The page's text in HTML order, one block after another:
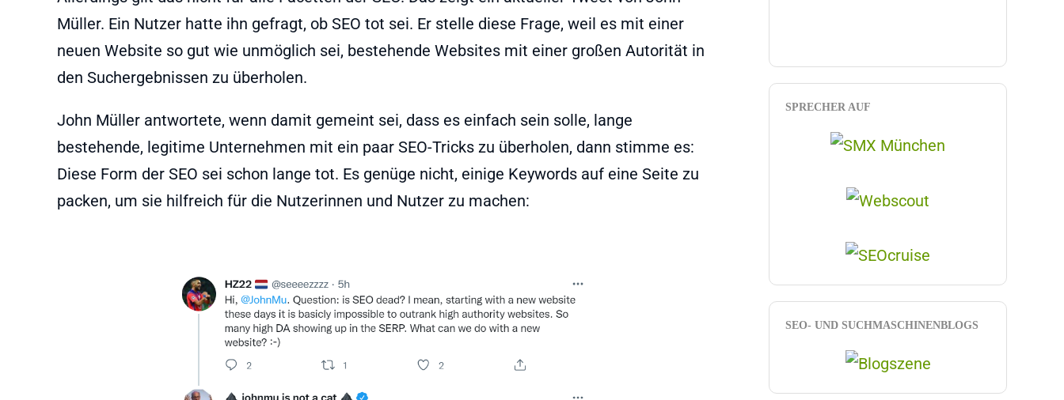
Müller. Ein Nutzer hatte ihn gefragt, ob SEO tot sei. Er stelle diese Frage, weil es mit einer
neuen Website so gut wie unmöglich sei, bestehende Websites mit einer großen Autorität in
den Suchergebnissen zu überholen.
John Müller antwortete, wenn damit gemeint sei, dass es einfach sein solle, lange
bestehende, legitime Unternehmen mit ein paar SEO-Tricks zu überholen, dann stimme es:
Diese Form der SEO sei schon lange tot. Es genüge nicht, einige Keywords auf eine Seite zu
packen, um sie hilfreich für die Nutzerinnen und Nutzer zu machen:
SPRECHER AUF
SEO- UND SUCHMASCHINENBLOGS